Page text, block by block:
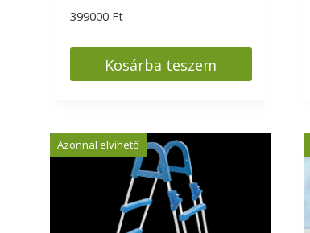
399000 Ft
Kosárba teszem
Azonnal elvihető